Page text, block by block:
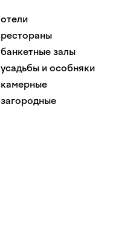
отели
рестораны
банкетные залы
усадьбы и особняки
камерные
загородные